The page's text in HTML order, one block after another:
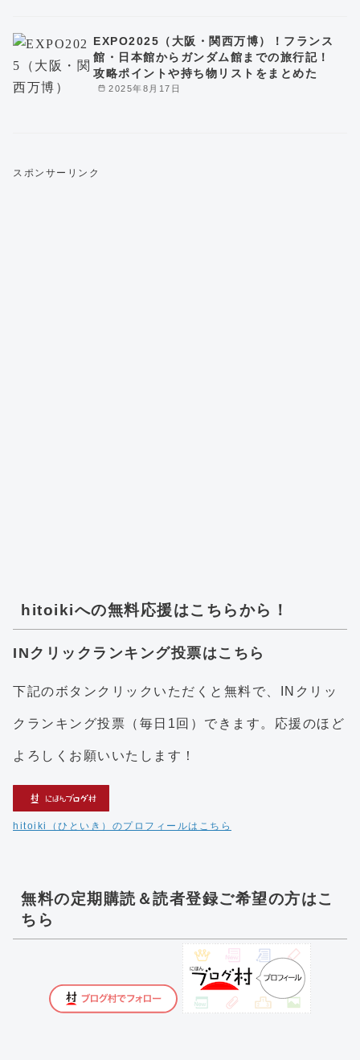
2025年8月17日
EXPO2025（大阪・関西万博）！フランス
館・日本館からガンダム館までの旅行記！
攻略ポイントや持ち物リストをまとめた
スポンサーリンク
hitoikiへの無料応援はこちらから！
INクリックランキング投票はこちら
下記のボタンクリックいただくと無料で、INクリッ
クランキング投票（毎日1回）できます。応援のほど
よろしくお願いいたします！
hitoiki（ひといき）のプロフィールはこちら
無料の定期購読＆読者登録ご希望の方はこ
ちら